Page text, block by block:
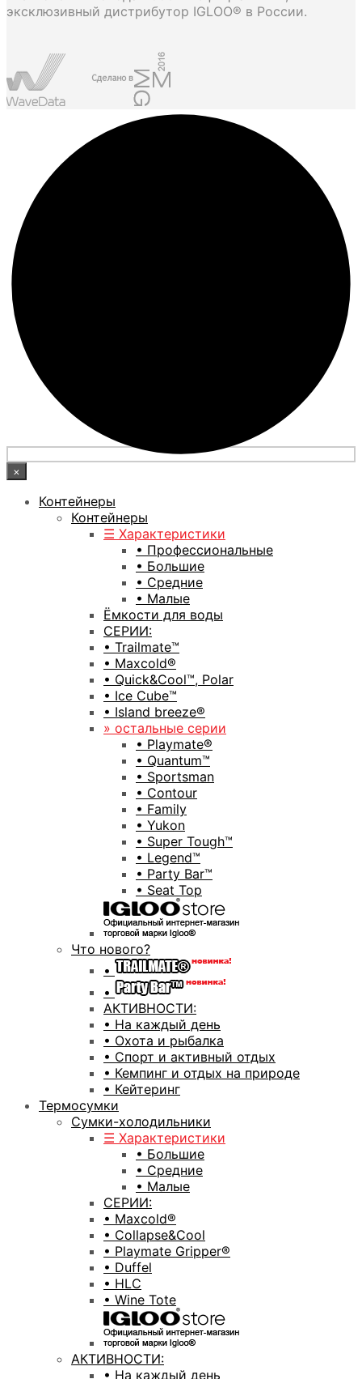
эксклюзивный дистрибутор IGLOO® в России.
×
Контейнеры
Контейнеры
☰ Характеристики
• Профессиональные
• Большие
• Средние
• Малые
Ёмкости для воды
СЕРИИ:
• Trailmate™
• Maxcold®
• Quick&Cool™, Polar
• Ice Cube™
• Island breeze®
» остальные серии
• Playmate®
• Quantum™
• Sportsman
• Contour
• Family
• Yukon
• Super Tough™
• Legend™
• Party Bar™
• Seat Top
Что нового?
•
•
АКТИВНОСТИ:
• На каждый день
• Охота и рыбалка
• Спорт и активный отдых
• Кемпинг и отдых на природе
• Кейтеринг
Термосумки
Сумки-холодильники
☰ Характеристики
• Большие
• Средние
• Малые
СЕРИИ:
• Maxcold®
• Collapse&Cool
• Playmate Gripper®
• Duffel
• HLC
• Wine Tote
АКТИВНОСТИ:
• На каждый день